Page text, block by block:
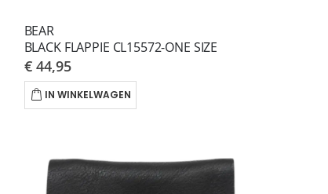
BEAR
BLACK FLAPPIE CL15572-ONE SIZE
€ 44,95
IN WINKELWAGEN